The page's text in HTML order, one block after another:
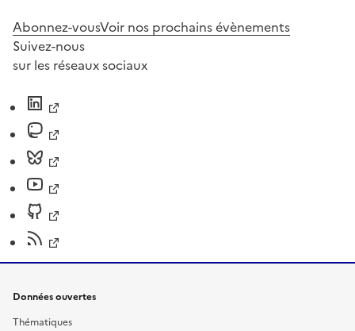
Abonnez-vousVoir nos prochains évènements
Suivez-nous
sur les réseaux sociaux
Données ouvertes
Thématiques